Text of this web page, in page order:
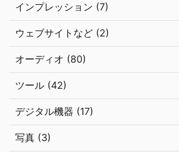
インプレッション (7)
ウェブサイトなど (2)
オーディオ (80)
ツール (42)
デジタル機器 (17)
写真 (3)